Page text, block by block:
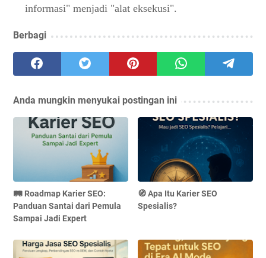
informasi" menjadi "alat eksekusi".
Berbagi
Anda mungkin menyukai postingan ini
🛤️ Roadmap Karier SEO:
Panduan Santai dari Pemula
Sampai Jadi Expert
🧭 Apa Itu Karier SEO
Spesialis?